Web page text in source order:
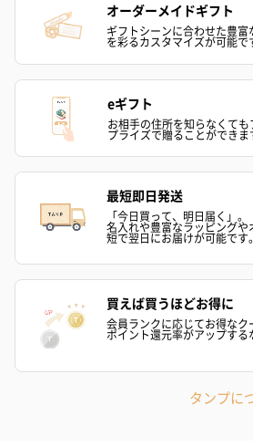
オーダーメイドギフト
ギフトシーンに合わせた豊
を彩るカスタマイズが可能で
eギフト
お相手の住所を知らなくて
プライズで贈ることができま
最短即日発送
「今日買って、明日届く」。
名入れや豊富なラッピング
短で翌日にお届けが可能です
買えば買うほどお得に
会員ランクに応じてお得なク
ポイント還元率がアップする
タンプに